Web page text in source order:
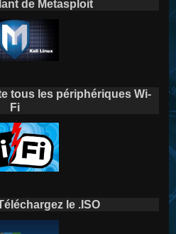
de Metasploit
tous les périphériques Wi-
Fi
le .ISO